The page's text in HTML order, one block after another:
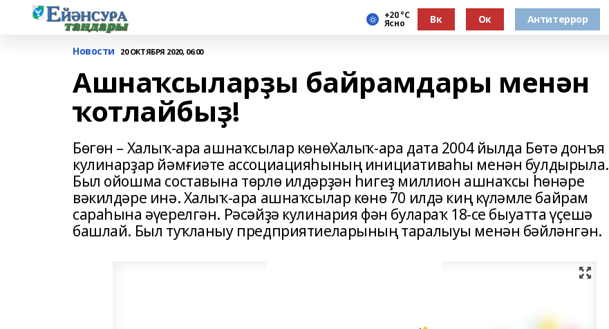
+20 °С
Ясно Вк Ок Антитеррор
Новости 20 ОКТЯБРЯ 2020, 06:00
Ашнаҡсыларҙы байрамдары менән
ҡотлайбыҙ!
Бөгөн – Халыҡ-ара ашнаҡсылар көнөХалыҡ-ара дата 2004 йылда Бөтә донъя
кулинарҙар йәмғиәте ассоциацияһының инициативаһы менән булдырыла.
Был ойошма составына төрлө илдәрҙән һигеҙ миллион ашнаҡсы һөнәре
вәкилдәре инә. Халыҡ-ара ашнаҡсылар көнө 70 илдә киң күләмле байрам
сараһына әүерелгән. Рәсәйҙә кулинария фән булараҡ 18-се быуатта үҫешә
башлай. Был туҡланыу предприятиеларының таралыуы менән бәйләнгән.